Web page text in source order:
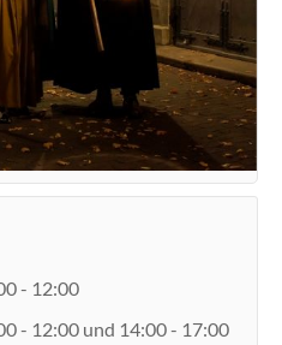
- 12:00
- 12:00 und 14:00 - 17:00